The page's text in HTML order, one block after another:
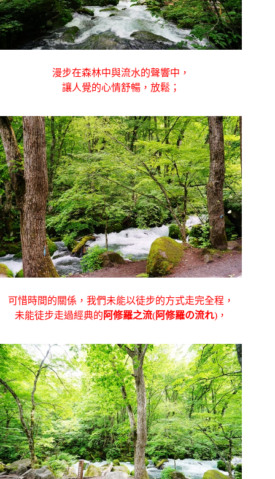
漫步在森林中與流水的聲響中，
讓人覺的心情舒暢，放鬆；
可惜時間的關係，我們未能以徒步的方式走完全程，
未能徒步走過經典的 阿修羅之流(阿修羅の流れ)，